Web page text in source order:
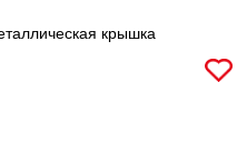
крышка